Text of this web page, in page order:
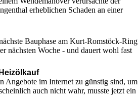
erheblichen Schaden an einer
Bauphase am Kurt-Romstöck-Ring
nächsten Woche - und dauert wohl fast
Angebote im Internet zu günstig sind, um
auch nicht wahr, musste jetzt ein